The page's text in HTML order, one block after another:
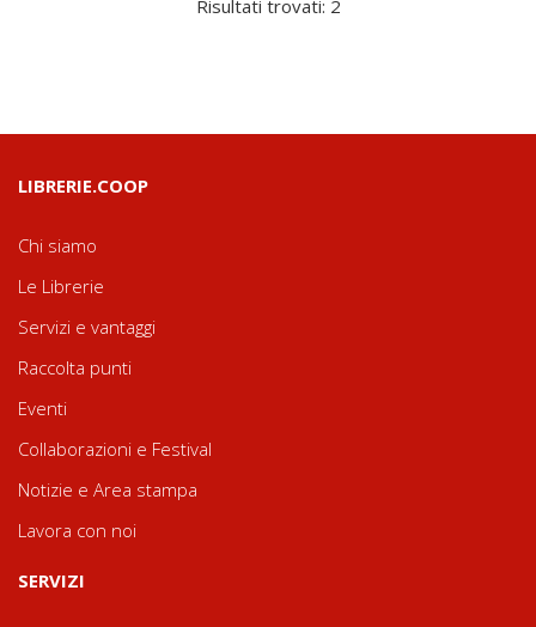
Risultati trovati: 2
LIBRERIE.COOP
Chi siamo
Le Librerie
Servizi e vantaggi
Raccolta punti
Eventi
Collaborazioni e Festival
Notizie e Area stampa
Lavora con noi
SERVIZI